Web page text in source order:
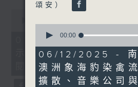
minutes,
seconds
01/08/2026 - 烏克蘭
示威抗議、愛爾蘭通
閱家暴者資料
頌安）
seconds
21
minutes,
8
seconds
00:00
06/12/2025 - 南
澳洲象海豹染禽
擴散、音樂公司